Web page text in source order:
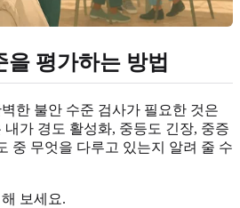
평가하는 방법
한 불안 수준 검사가 필요한 것은
가 경도 활성화, 중등도 긴장, 중증
중 무엇을 다루고 있는지 알려 줄 수
보세요.